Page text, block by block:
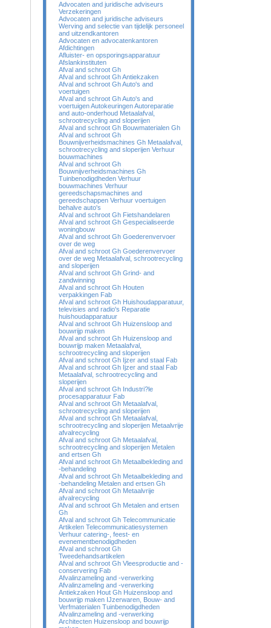
Advocaten and juridische adviseurs
Verzekeringen
Advocaten and juridische adviseurs
Werving and selectie van tijdelijk personeel
and uitzendkantoren
Advocaten en advocatenkantoren
Afdichtingen
Afluister- en opsporingsapparatuur
Afslankinstituten
Afval and schroot Gh
Afval and schroot Gh Antiekzaken
Afval and schroot Gh Auto's and
voertuigen
Afval and schroot Gh Auto's and
voertuigen Autokeuringen Autoreparatie
and auto-onderhoud Metaalafval,
schrootrecycling and sloperijen
Afval and schroot Gh Bouwmaterialen Gh
Afval and schroot Gh
Bouwnijverheidsmachines Gh Metaalafval,
schrootrecycling and sloperijen Verhuur
bouwmachines
Afval and schroot Gh
Bouwnijverheidsmachines Gh
Tuinbenodigdheden Verhuur
bouwmachines Verhuur
gereedschapsmachines and
gereedschappen Verhuur voertuigen
behalve auto's
Afval and schroot Gh Fietshandelaren
Afval and schroot Gh Gespecialiseerde
woningbouw
Afval and schroot Gh Goederenvervoer
over de weg
Afval and schroot Gh Goederenvervoer
over de weg Metaalafval, schrootrecycling
and sloperijen
Afval and schroot Gh Grind- and
zandwinning
Afval and schroot Gh Houten
verpakkingen Fab
Afval and schroot Gh Huishoudapparatuur,
televisies and radio's Reparatie
huishoudapparatuur
Afval and schroot Gh Huizensloop and
bouwrijp maken
Afval and schroot Gh Huizensloop and
bouwrijp maken Metaalafval,
schrootrecycling and sloperijen
Afval and schroot Gh Ijzer and staal Fab
Afval and schroot Gh Ijzer and staal Fab
Metaalafval, schrootrecycling and
sloperijen
Afval and schroot Gh Industri?le
procesapparatuur Fab
Afval and schroot Gh Metaalafval,
schrootrecycling and sloperijen
Afval and schroot Gh Metaalafval,
schrootrecycling and sloperijen Metaalvrije
afvalrecycling
Afval and schroot Gh Metaalafval,
schrootrecycling and sloperijen Metalen
and ertsen Gh
Afval and schroot Gh Metaalbekleding and
-behandeling
Afval and schroot Gh Metaalbekleding and
-behandeling Metalen and ertsen Gh
Afval and schroot Gh Metaalvrije
afvalrecycling
Afval and schroot Gh Metalen and ertsen
Gh
Afval and schroot Gh Telecommunicatie
Artikelen Telecommunicatiesystemen
Verhuur catering-, feest- en
evenementbenodigdheden
Afval and schroot Gh
Tweedehandsartikelen
Afval and schroot Gh Vleesproductie and -
conservering Fab
Afvalinzameling and -verwerking
Afvalinzameling and -verwerking
Antiekzaken Hout Gh Huizensloop and
bouwrijp maken IJzerwaren, Bouw- and
Verfmaterialen Tuinbenodigdheden
Afvalinzameling and -verwerking
Architecten Huizensloop and bouwrijp